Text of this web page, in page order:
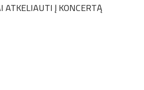
ATKELIAUTI Į KONCERTĄ